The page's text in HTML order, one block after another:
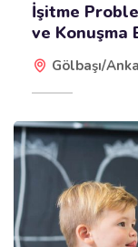
İşitme
ve Konuşma
Gölbaşı/